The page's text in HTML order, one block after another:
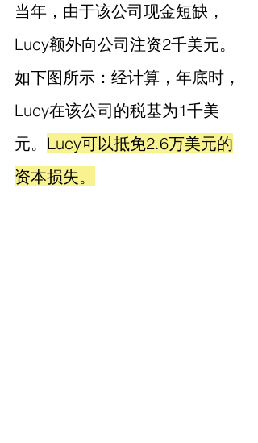
当年，由于该公司现金短缺，
Lucy额外向公司注资2千美元。
如下图所示：经计算，年底时，
Lucy在该公司的税基为1千美
元。 Lucy可以抵免2.6万美元的
资本损失。